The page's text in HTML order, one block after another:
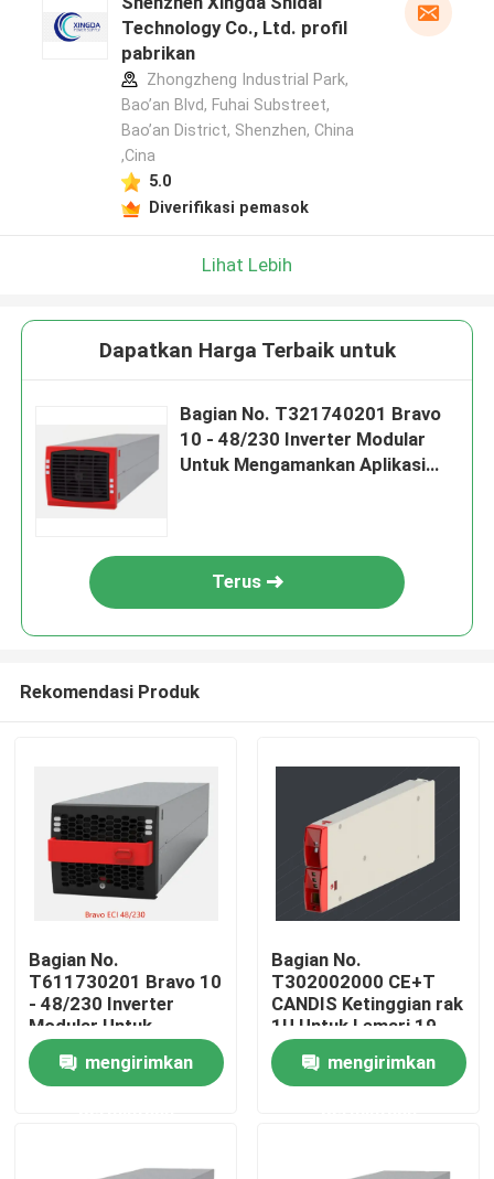
Rumah
Technology Co., Ltd. profil
pabrikan
Zhongzheng Industrial Park,
Bao’an Blvd, Fuhai Substreet,
Bao’an District, Shenzhen, China
,Cina
5.0
Diverifikasi pemasok
Lihat Lebih
Dapatkan Harga Terbaik untuk
Bagian No. T321740201 Bravo
10 - 48/230 Inverter Modular
Untuk Mengamankan Aplikasi
Terus
Rekomendasi Produk
Bagian No.
T611730201 Bravo 10
- 48/230 Inverter
Modular Untuk
Mengamankan Aplikasi
Kritis Secara Efisien
Dari 1,25 KVA CE+T
mengirimkan
Bagian No.
T302002000 CE+T
CANDIS Ketinggian rak
1U Untuk Lemari 19
Inch
mengirimkan